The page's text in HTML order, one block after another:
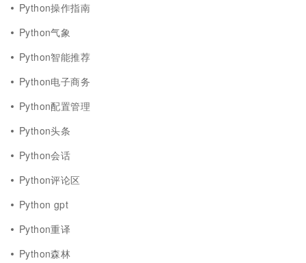
Python操作指南
Python气象
Python智能推荐
Python电子商务
Python配置管理
Python头条
Python会话
Python评论区
Python gpt
Python重译
Python森林